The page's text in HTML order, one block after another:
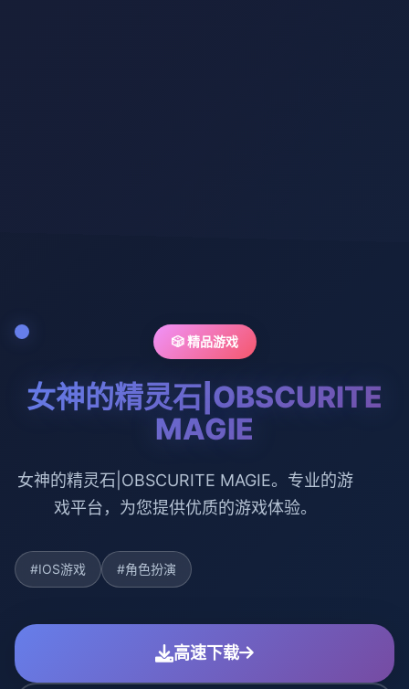
🎲 精品游戏
女神的精灵石|OBSCURITE
MAGIE
女神的精灵石|OBSCURITE MAGIE。专业的游
戏平台，为您提供优质的游戏体验。
#IOS游戏 #角色扮演
高速下载